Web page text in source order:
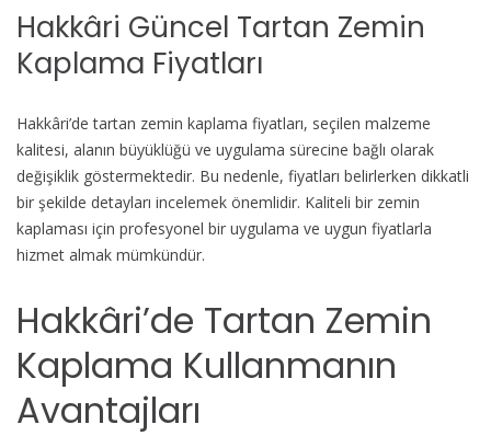
Hakkâri Güncel Tartan Zemin
Kaplama Fiyatları
Hakkâri’de tartan zemin kaplama fiyatları, seçilen malzeme
kalitesi, alanın büyüklüğü ve uygulama sürecine bağlı olarak
değişiklik göstermektedir. Bu nedenle, fiyatları belirlerken dikkatli
bir şekilde detayları incelemek önemlidir. Kaliteli bir zemin
kaplaması için profesyonel bir uygulama ve uygun fiyatlarla
hizmet almak mümkündür.
Hakkâri’de Tartan Zemin
Kaplama Kullanmanın
Avantajları